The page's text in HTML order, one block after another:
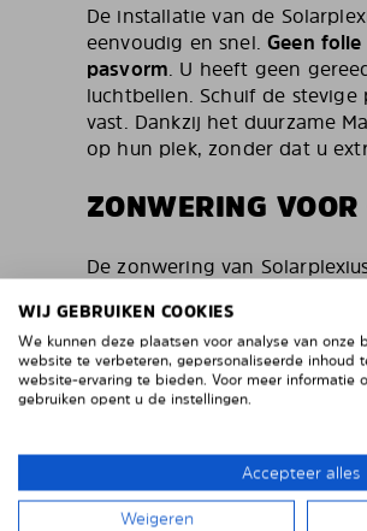
De installatie van de
eenvoudig en snel.Geen
pasvorm. U heeft geen
luchtbellen. Schuif de
vast. Dankzij het duurzame
op hun plek, zonder dat u
ZONWERING VOOR
De zonwering van
zonlicht, hitte en UV-
comfortabel blijft, zelfs op
extra privacy, zonder dat dit
geteste en gecertificeerde
veiligheidseisen en is door
WIJ GEBRUIKEN COOKIES
We kunnen deze plaatsen voor analyse van onze
website te verbeteren, gepersonaliseerde inhoud
website-ervaring te bieden. Voor meer informatie
gebruiken opent u de instellingen.
Accepteer alles
Weigeren